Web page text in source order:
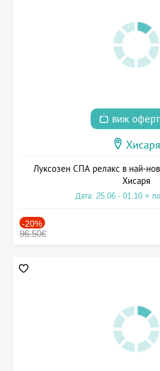
виж
Хисаря
Луксозен СПА релакс в най-
Хисаря
Дата: 25.06 - 01.10 +
-20%
96.50€